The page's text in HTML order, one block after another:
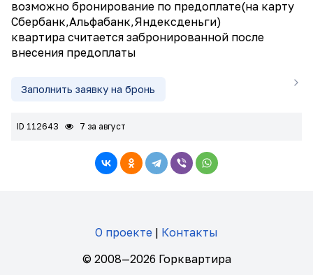
возможно бронирование по предоплате(на карту
Сбербанк,Альфабанк,Яндексденьги)
квартира считается забронированной после
внесения предоплаты
Заполнить заявку на бронь
ID 112643 7 за август
О проекте | Контакты
© 2008—2026 Горквартира